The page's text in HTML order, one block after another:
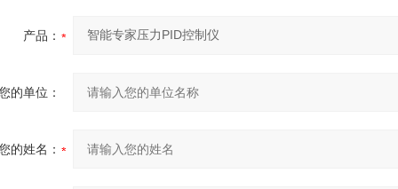
产品：
的单位：
的姓名：